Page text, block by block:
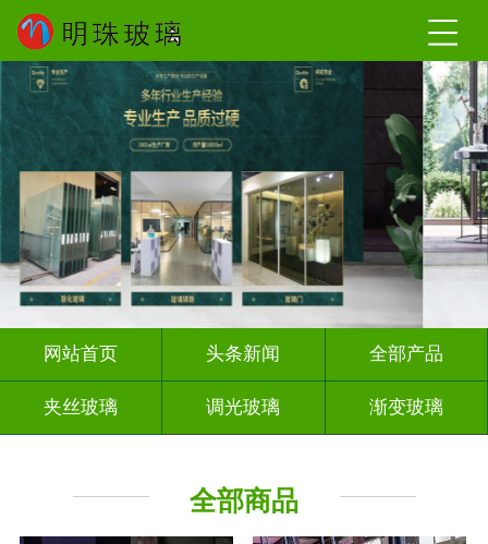
网站首页 头条新闻 全部产品
夹丝玻璃 调光玻璃 渐变玻璃
其它玻璃
全部商品